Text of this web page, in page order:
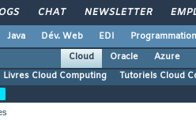
CHAT NEWSLETTER
Java Dév. Web EDI Programmation
Cloud
Oracle Azure
Livres Cloud Computing Tutoriels Cloud